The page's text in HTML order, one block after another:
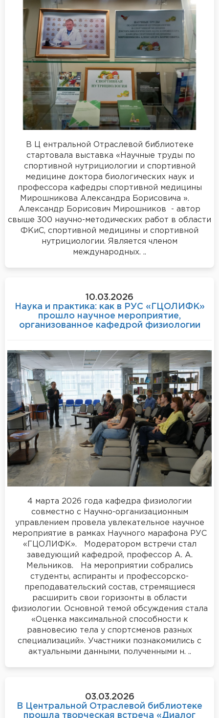
В Ц ентральной Отраслевой библиотеке
стартовала выставка «Научные труды по
спортивной нутрициологии и спортивной
медицине доктора биологических наук и
профессора кафедры спортивной медицины
Мирошникова Александра Борисовича ».
Александр Борисович Мирошников - автор
свыше 300 научно-методических работ в области
ФКиС, спортивной медицины и спортивной
нутрициологии. Является членом
международных. ..
10.03.2026
Наука и практика: как в РУС «ГЦОЛИФК»
прошло научное мероприятие,
организованное кафедрой физиологии
4 марта 2026 года кафедра физиологии
совместно с Научно-организационным
управлением провела увлекательное научное
мероприятие в рамках Научного марафона РУС
«ГЦОЛИФК». Модератором встречи стал
заведующий кафедрой, профессор А. А.
Мельников. На мероприятии собрались
студенты, аспиранты и профессорско-
преподавательский состав, стремящиеся
расширить свои горизонты в области
физиологии. Основной темой обсуждения стала
«Оценка максимальной способности к
равновесию тела у спортсменов разных
специализаций». Участники познакомились с
актуальными данными, полученными н. ..
03.03.2026
В Центральной Отраслевой библиотеке
прошла творческая встреча «Диалог